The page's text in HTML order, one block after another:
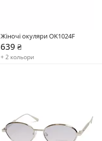
Жіночі окуляри OK1024F
639 ₴
+ 2 кольори